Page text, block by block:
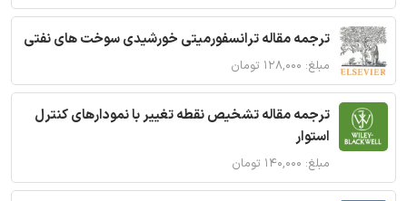
ترجمه مقاله ترانسفورمیتی خورشیدی سوخت های نفتی
مبلغ: ۱۲۸,۰۰۰ تومان
ترجمه مقاله تشخیص نقطه تغییر با نمودارهای کنترل
استوار
مبلغ: ۱۴۰,۰۰۰ تومان